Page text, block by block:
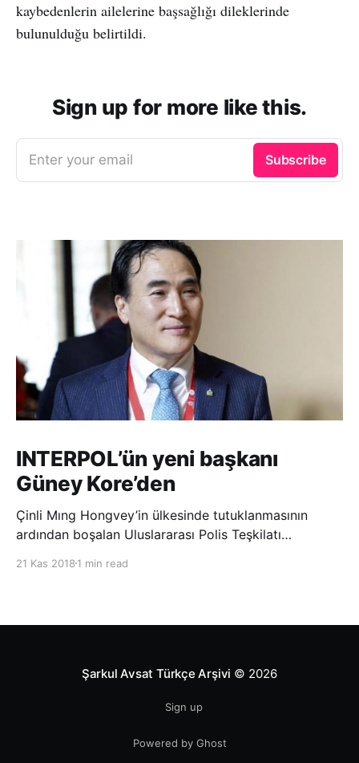
kaybedenlerin ailelerine başsağlığı dileklerinde
bulunulduğu belirtildi.
Sign up for more like this.
Enter your email Subscribe
INTERPOL’ün yeni başkanı
Güney Kore’den
Çinli Mıng Hongvey’in ülkesinde tutuklanmasının
ardından boşalan Uluslararası Polis Teşkilatı
seçildi. INTERPOL Genel Kurulu’nun Dubai’deki
21 Kas 2018 1 min read
Şarkul Avsat Türkçe Arşivi © 2026
Sign up
Powered by Ghost